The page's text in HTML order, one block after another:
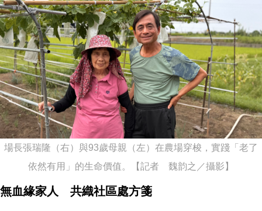
場長張瑞隆（右）與93歲母親（左）在農場穿梭，實踐「老了
依然有用」的生命價值。【記者 魏韵之／攝影】
無血緣家人 共織社區處方箋